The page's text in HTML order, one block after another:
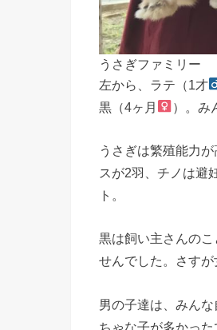
うさぎファミリー
左から、ラテ（1才
黒（4ヶ月
）。み
うさぎは繁殖能力
スが2羽、チノは避
ト。
黒は飼い主さんの
せんでした。さすが
男の子達は、みん
ちゃな子が多かった